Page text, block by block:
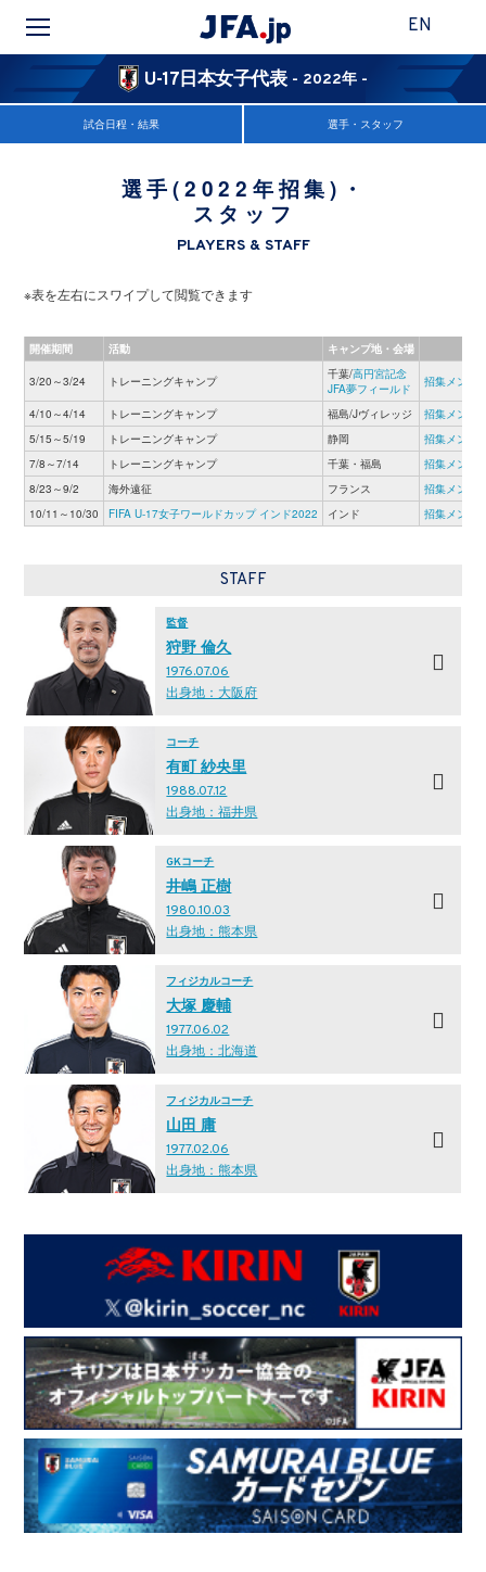
EN
U-17日本女子代表 - 2022年 -
試合日程・結果 選手・スタッフ
選手(2022年招集)・
スタッフ
PLAYERS & STAFF
※表を左右にスワイプして閲覧できます
開催期間 活動 キャンプ地・会場
3/20～3/24 トレーニングキャンプ 千葉/高円宮記念
JFA夢フィールド
招集メンバ
4/10～4/14 トレーニングキャンプ 福島/Jヴィレッジ
招集メンバ
5/15～5/19
トレーニングキャンプ 静岡
招集メンバ
7/8～7/14
トレーニングキャンプ 千葉・福島
招集メンバ
8/23～9/2
海外遠征 フランス
招集メンバ
10/11～10/30
FIFA U-17女子ワールドカップ インド2022 インド 招集メンバ
STAFF
監督
狩野 倫久
1976.07.06
出身地：大阪府
コーチ
有町 紗央里
1988.07.12
出身地：福井県
GKコーチ
井嶋 正樹
1980.10.03
出身地：熊本県
フィジカルコーチ
大塚 慶輔
1977.06.02
出身地：北海道
フィジカルコーチ
山田 庸
1977.02.06
出身地：熊本県